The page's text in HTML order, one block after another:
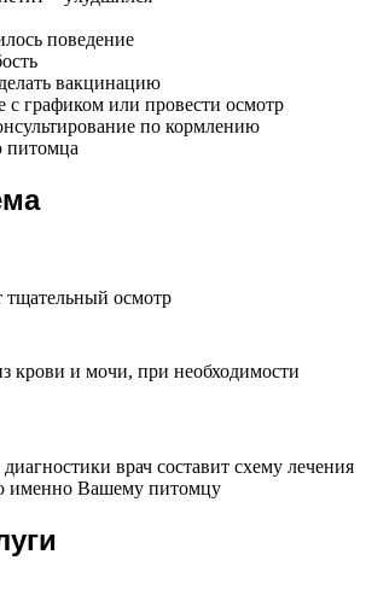
поведение
вакцинацию
с графиком или провести осмотр
по кормлению
питомца
тщательный осмотр
крови и мочи, при необходимости
врач составит схему лечения
именно Вашему питомцу